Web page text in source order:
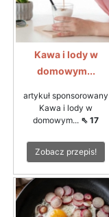
Kawa i lody w
domowym...
artykuł sponsorowany
Kawa i lody w
domowym... ⇖ 17
Zobacz przepis!